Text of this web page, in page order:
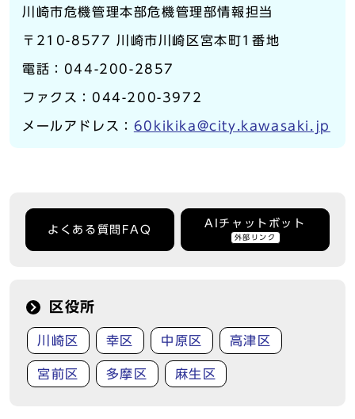
川崎市危機管理本部危機管理部情報担当
〒210-8577 川崎市川崎区宮本町1番地
電話：044-200-2857
ファクス：044-200-3972
メールアドレス： 60kikika@city.kawasaki.jp
よくある質問FAQ
AIチャットボット
外部リンク
区役所
川崎区 幸区 中原区 高津区
宮前区 多摩区 麻生区